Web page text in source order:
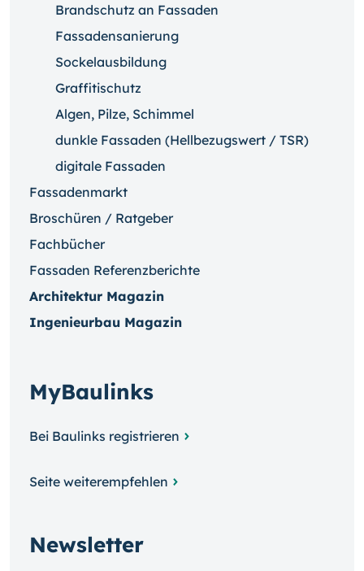
Brandschutz an Fassaden
Fassadensanierung
Sockelausbildung
Graffitischutz
Algen, Pilze, Schimmel
dunkle Fassaden (Hellbezugswert / TSR)
digitale Fassaden
Fassadenmarkt
Broschüren / Ratgeber
Fachbücher
Fassaden Referenzberichte
Architektur Magazin
Ingenieurbau Magazin
MyBaulinks
Bei Baulinks registrieren
Seite weiterempfehlen
Newsletter